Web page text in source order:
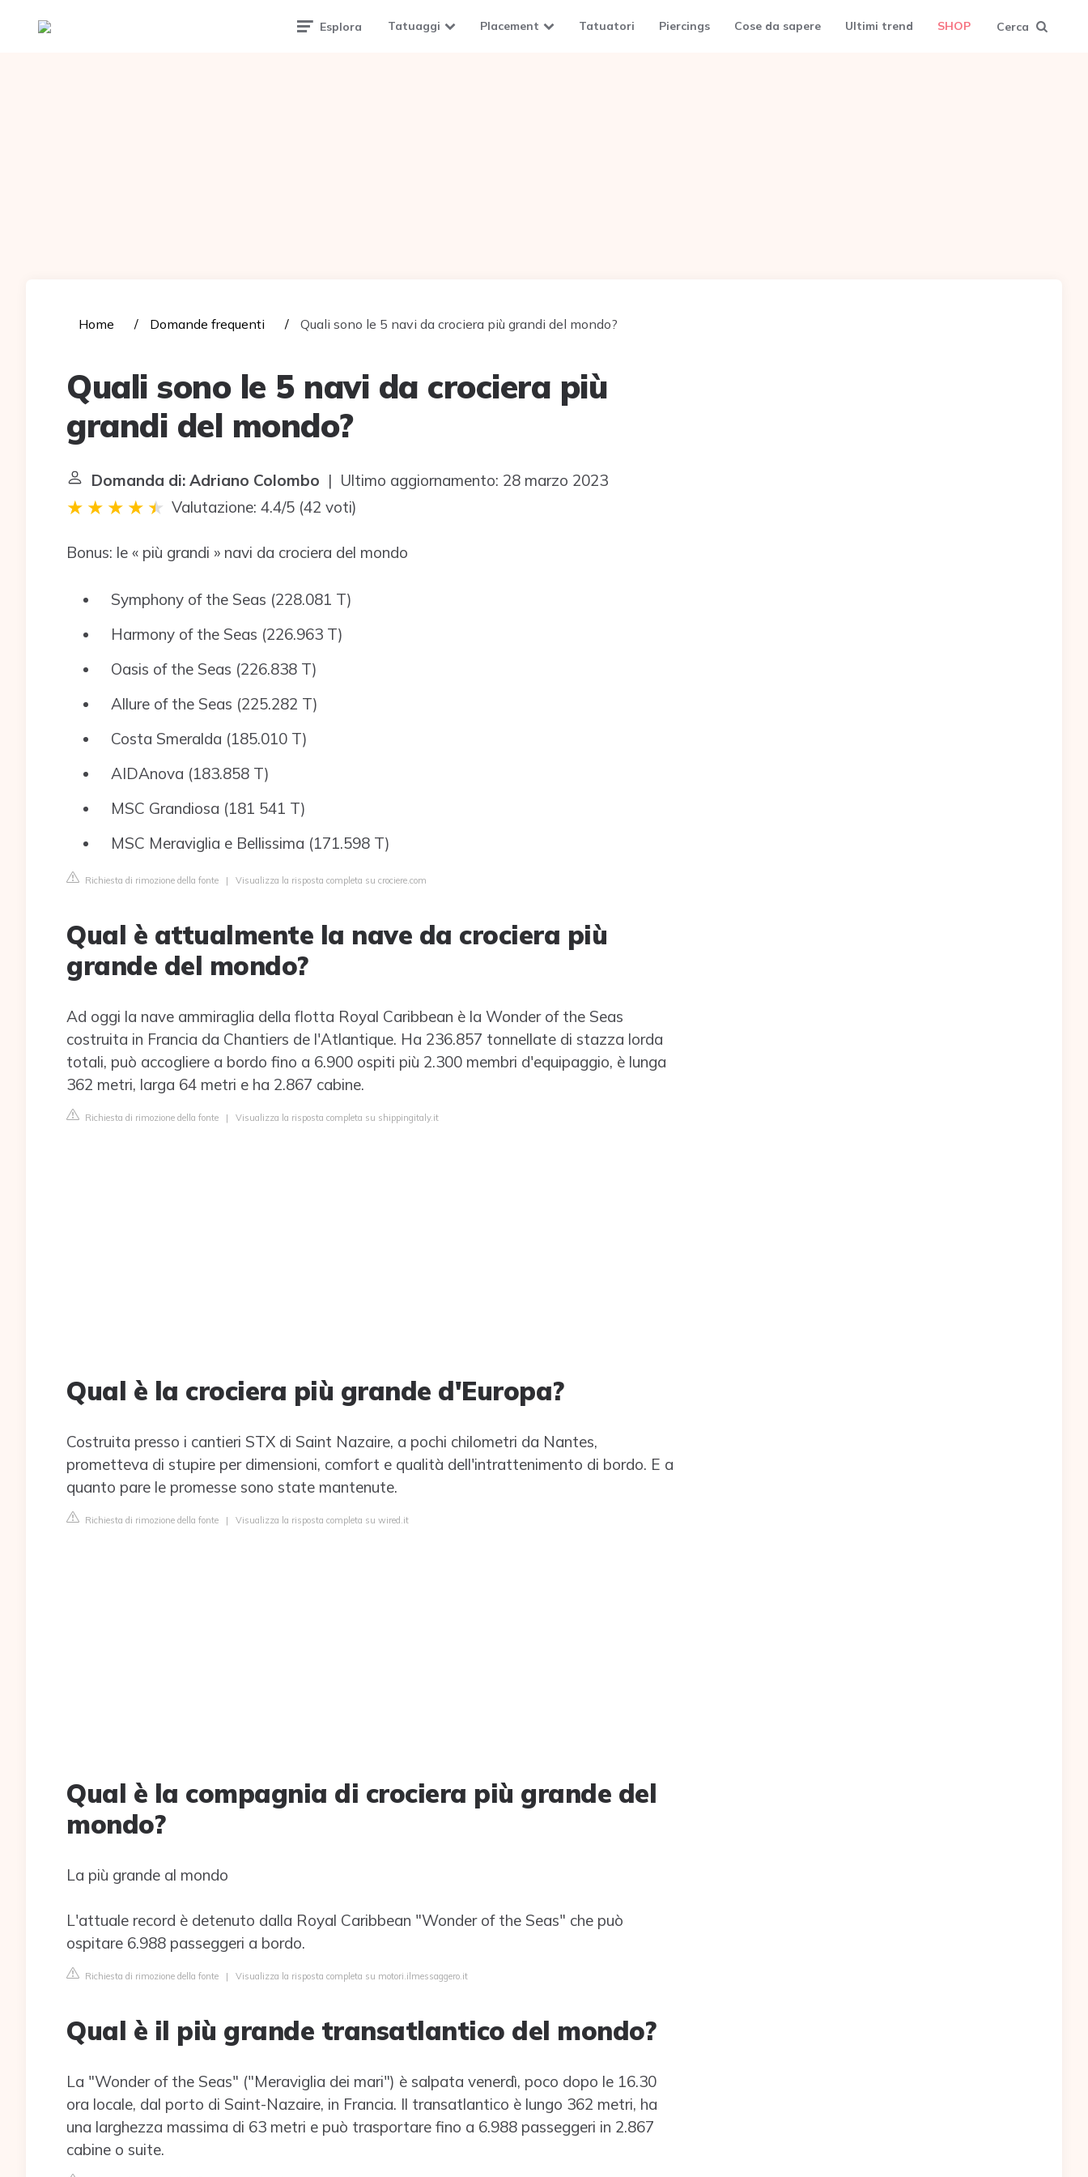
Tattoomuse.it Esplora Tatuaggi Placement Tatuatori Piercings Cose da sapere Ultimi trend SHOP Cerca
Home Domande frequenti Quali sono le 5 navi da crociera più grandi del mondo?
Quali sono le 5 navi da crociera più
grandi del mondo?
Domanda di: Adriano Colombo | Ultimo aggiornamento: 28 marzo 2023
Valutazione: 4.4/5 (42 voti)
Bonus: le « più grandi » navi da crociera del mondo
Symphony of the Seas (228.081 T)
Harmony of the Seas (226.963 T)
Oasis of the Seas (226.838 T)
Allure of the Seas (225.282 T)
Costa Smeralda (185.010 T)
AIDAnova (183.858 T)
MSC Grandiosa (181 541 T)
MSC Meraviglia e Bellissima (171.598 T)
Richiesta di rimozione della fonte | Visualizza la risposta completa su crociere.com
Qual è attualmente la nave da crociera più
grande del mondo?
Ad oggi la nave ammiraglia della flotta Royal Caribbean è la Wonder of the Seas
costruita in Francia da Chantiers de l'Atlantique. Ha 236.857 tonnellate di stazza lorda
totali, può accogliere a bordo fino a 6.900 ospiti più 2.300 membri d'equipaggio, è lunga
362 metri, larga 64 metri e ha 2.867 cabine.
Richiesta di rimozione della fonte | Visualizza la risposta completa su shippingitaly.it
Qual è la crociera più grande d'Europa?
Costruita presso i cantieri STX di Saint Nazaire, a pochi chilometri da Nantes,
prometteva di stupire per dimensioni, comfort e qualità dell'intrattenimento di bordo. E a
quanto pare le promesse sono state mantenute.
Richiesta di rimozione della fonte | Visualizza la risposta completa su wired.it
Qual è la compagnia di crociera più grande del
mondo?
La più grande al mondo
L'attuale record è detenuto dalla Royal Caribbean "Wonder of the Seas" che può
ospitare 6.988 passeggeri a bordo.
Richiesta di rimozione della fonte | Visualizza la risposta completa su motori.ilmessaggero.it
Qual è il più grande transatlantico del mondo?
La "Wonder of the Seas" ("Meraviglia dei mari") è salpata venerdì, poco dopo le 16.30
ora locale, dal porto di Saint-Nazaire, in Francia. Il transatlantico è lungo 362 metri, ha
una larghezza massima di 63 metri e può trasportare fino a 6.988 passeggeri in 2.867
cabine o suite.